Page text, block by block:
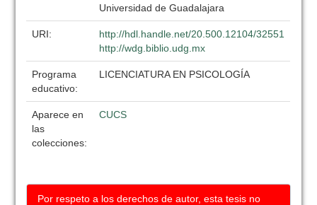
Universidad de Guadalajara
URI:
http://hdl.handle.net/20.500.12104/32551
http://wdg.biblio.udg.mx
Programa
educativo:
LICENCIATURA EN PSICOLOGÍA
Aparece en
las
colecciones:
CUCS
Por respeto a los derechos de autor, esta tesis no